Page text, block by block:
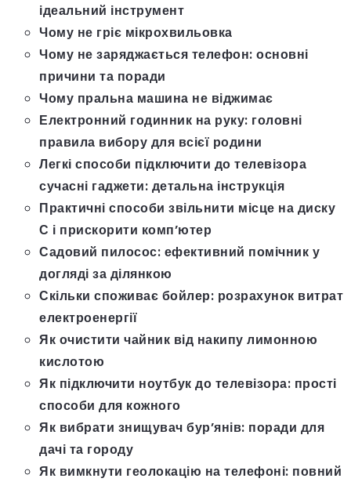
ідеальний інструмент
Чому не гріє мікрохвильовка
Чому не заряджається телефон: основні
причини та поради
Чому пральна машина не віджимає
Електронний годинник на руку: головні
правила вибору для всієї родини
Легкі способи підключити до телевізора
сучасні гаджети: детальна інструкція
Практичні способи звільнити місце на диску
С і прискорити комп’ютер
Садовий пилосос: ефективний помічник у
догляді за ділянкою
Скільки споживає бойлер: розрахунок витрат
електроенергії
Як очистити чайник від накипу лимонною
кислотою
Як підключити ноутбук до телевізора: прості
способи для кожного
Як вибрати знищувач бур’янів: поради для
дачі та городу
Як вимкнути геолокацію на телефоні: повний